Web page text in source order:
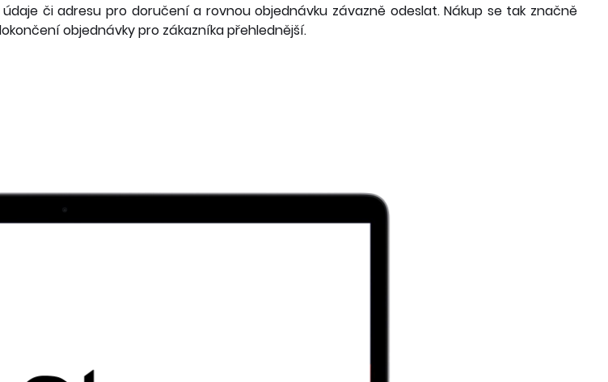
či adresu pro doručení a rovnou objednávku závazně odeslat. Nákup se tak značně
objednávky pro zákazníka přehlednější.